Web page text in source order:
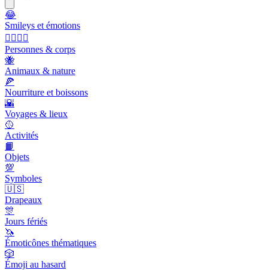
😂
Smileys et émotions
👩‍❤️‍💋‍👨
Personnes & corps
🐝
Animaux & nature
🍕
Nourriture et boissons
🌇
Voyages & lieux
🥎
Activités
📙
Objets
💯
Symboles
🇺🇸
Drapeaux
🎊
Jours fériés
🦄
Émoticônes thématiques
🎲
Émoji au hasard